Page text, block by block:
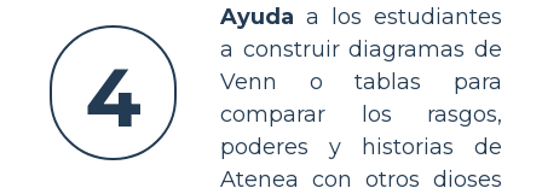
4
Ayuda a los estudiantes
a construir diagramas de
Venn o tablas para
comparar los rasgos,
poderes y historias de
Atenea con otros dioses